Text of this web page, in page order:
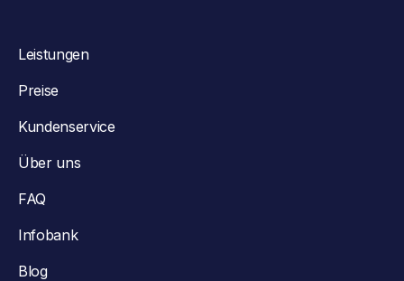
Leistungen
Preise
Kundenservice
Über uns
FAQ
Infobank
Blog